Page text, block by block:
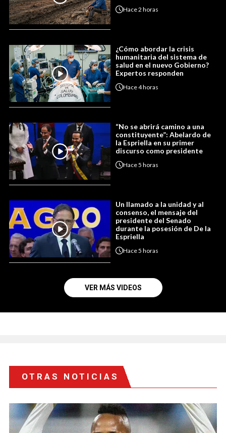
Hace2 horas
¿Cómo abordar la crisis
humanitaria del sistema de
salud en el nuevo Gobierno?
Expertos responden
Hace4 horas
“No se abrirá camino a una
constituyente”: Abelardo de
la Espriella en su primer
discurso como presidente
Hace5 horas
Un llamado a la unidad y al
consenso, el mensaje del
presidente del Senado
durante la posesión de De la
Espriella
Hace5 horas
VER MÁS VIDEOS
OTRAS NOTICIAS